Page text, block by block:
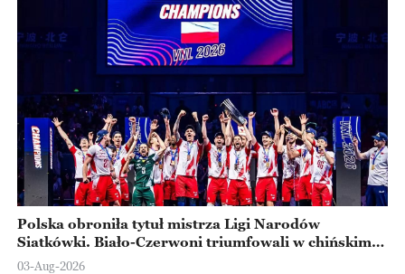
Polska obroniła tytuł mistrza Ligi Narodów
Siatkówki. Biało-Czerwoni triumfowali w chińskim
Ningbo
03-Aug-2026